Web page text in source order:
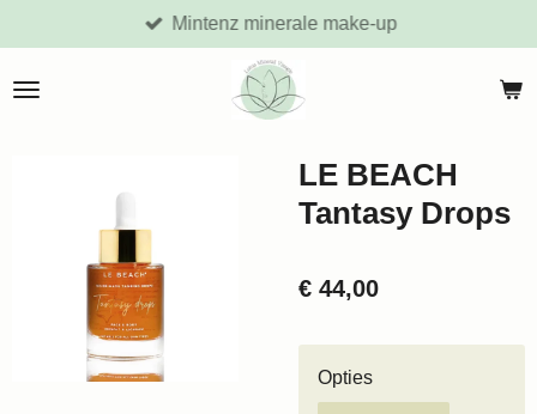
direct
naar
Mintenz minerale make-up
LE BEACH
Tantasy Drops
€ 44,00
Opties